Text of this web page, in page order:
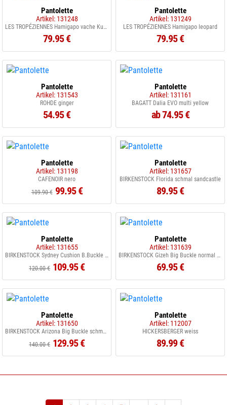
Pantolette
Artikel: 131248
LES TROPÉZIENNES Hamigapo vache Kuhfelloptik
79.95 €
Pantolette
Artikel: 131249
LES TROPÉZIENNES Hamigapo leopard
79.95 €
Pantolette
Artikel: 131543
ROHDE ginger
54.95 €
Pantolette
Artikel: 131161
BAGATT Dalia EVO multi yellow
ab 74.95 €
Pantolette
Artikel: 131198
CAFENOIR nero
109.90 € 99.95 €
Pantolette
Artikel: 131657
BIRKENSTOCK Florida schmal sandcastle
89.95 €
Pantolette
Artikel: 131655
BIRKENSTOCK Sydney Cushion B.Buckle S graceful pearlwhite
120.00 € 109.95 €
Pantolette
Artikel: 131639
BIRKENSTOCK Gizeh Big Buckle normal eggshell
69.95 €
Pantolette
Artikel: 131650
BIRKENSTOCK Arizona Big Buckle schmal softpink
140.00 € 129.95 €
Pantolette
Artikel: 112007
HICKERSBERGER weiss
89.99 €